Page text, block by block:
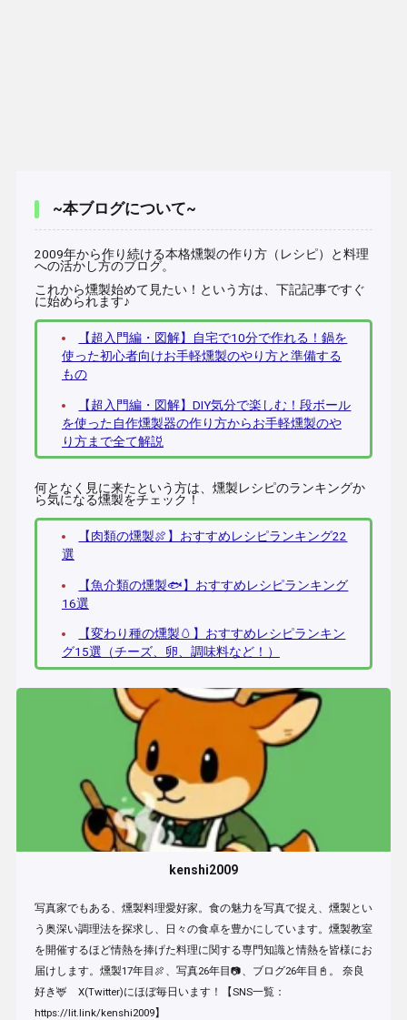
~本ブログについて~
2009年から作り続ける本格燻製の作り方（レシピ）と料理
への活かし方のブログ。
これから燻製始めて見たい！という方は、下記記事ですぐ
に始められます♪
【超入門編・図解】自宅で10分で作れる！鍋を
使った初心者向けお手軽燻製のやり方と準備する
もの
【超入門編・図解】DIY気分で楽しむ！段ボール
を使った自作燻製器の作り方からお手軽燻製のや
り方まで全て解説
何となく見に来たという方は、燻製レシピのランキングか
ら気になる燻製をチェック！
【肉類の燻製🍖】おすすめレシピランキング22
選
【魚介類の燻製🐟】おすすめレシピランキング
16選
【変わり種の燻製🥚】おすすめレシピランキン
グ15選（チーズ、卵、調味料など！）
kenshi2009
写真家でもある、燻製料理愛好家。食の魅力を写真で捉え、燻製とい
う奥深い調理法を探求し、日々の食卓を豊かにしています。燻製教室
を開催するほど情熱を捧げた料理に関する専門知識と情熱を皆様にお
届けします。燻製17年目🍖、写真26年目📷、ブログ26年目📓。 奈良
好き🦌 X(Twitter)にほぼ毎日います！【SNS一覧：
https://lit.link/kenshi2009】